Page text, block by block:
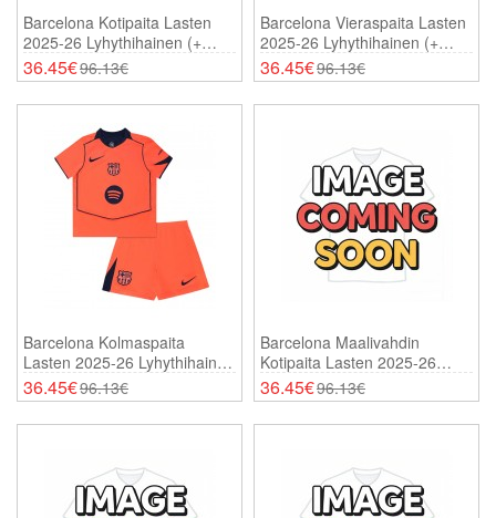
Barcelona Kotipaita Lasten
2025-26 Lyhythihainen (+
Shortsit)
36.45€96.13€
Barcelona Vieraspaita Lasten
2025-26 Lyhythihainen (+
Shortsit)
36.45€96.13€
Barcelona Kolmaspaita
Lasten 2025-26 Lyhythihainen
(+ Shortsit)
36.45€96.13€
Barcelona Maalivahdin
Kotipaita Lasten 2025-26
Lyhythihainen (+ Shortsit)
36.45€96.13€